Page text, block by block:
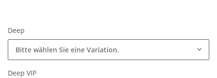
Deep
Bitte wählen Sie eine Variation.
Deep VIP